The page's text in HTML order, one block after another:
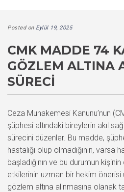
Posted on Eylül 19, 2025
CMK MADDE 74
GÖZLEM ALTINA
SÜRECI
Ceza Muhakemesi Kanunu’nun
şüphesi altındaki bireylerin akıl
sürecini düzenler. Bu madde,
hastalığı olup olmadığının, varsa
başladığının ve bu durumun
etkilerinin uzman bir hekim önerisi
gözlem altına alınmasına olanak